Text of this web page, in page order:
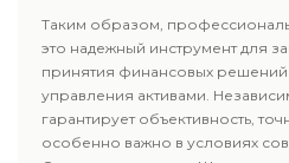
Таким образом,
это надежный инструмент для
принятия финансовых
управления активами.
гарантирует объективность,
особенно важно в условиях